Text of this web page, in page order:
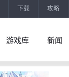
下载 攻略
游戏库 新闻